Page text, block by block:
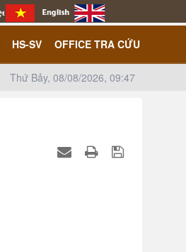
HS-SV OFFICE TRA CỨU
Thứ Bảy, 08/08/2026, 09:47